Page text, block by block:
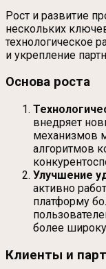
Рост и развитие
нескольких
технологическое
и укрепление
Основа роста
внедряет
механизмов
алгоритмов
Улучшение
активно
платформу
более
Клиенты и